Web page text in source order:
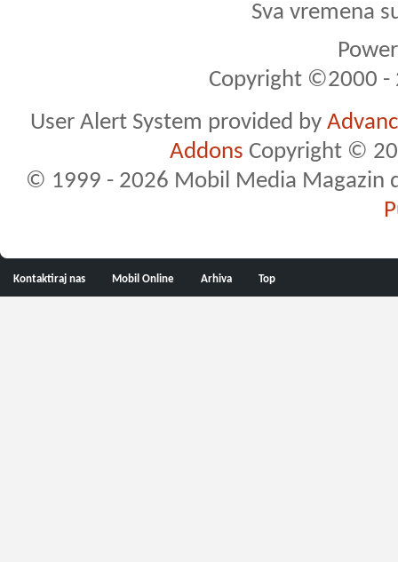
Sva vremena
Copyright ©2000 -
User Alert System provided by
Addons Copyright ©
© 1999 - 2026 Mobil Media Magazin
Kontaktiraj nas Mobil Online Arhiva Top